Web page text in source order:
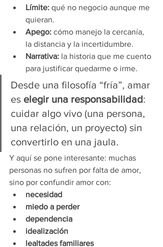
Límite: qué no negocio aunque me
quieran.
Apego: cómo manejo la cercanía,
la distancia y la incertidumbre.
Narrativa: la historia que me cuento
para justificar quedarme o irme.
Desde una filosofía “fría”, amar
es elegir una responsabilidad:
cuidar algo vivo (una persona,
una relación, un proyecto) sin
convertirlo en una jaula.
Y aquí se pone interesante: muchas
personas no sufren por falta de amor,
sino por confundir amor con:
necesidad
miedo a perder
dependencia
idealización
lealtades familiares